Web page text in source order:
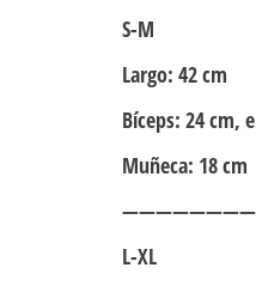
S-M
Largo: 42 cm
Bíceps: 24 cm,
Muñeca: 18 cm
L-XL